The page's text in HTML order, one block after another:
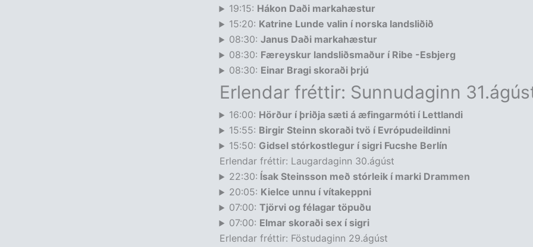
19:15: Hákon Daði markahæstur
15:20: Katrine Lunde valin í norska landsliðið
08:30:Janus Daði markahæstur
08:30: Færeyskur landsliðsmaður í Ribe -Esbjerg
08:30: Einar Bragi skoraði þrjú
Erlendar fréttir: Sunnudaginn
16:00: Hörður í þriðja sæti á æfingarmóti í Lettlandi
15:55: Birgir Steinn skoraði tvö í Evrópudeildinni
15:50: Gidsel stórkostlegur í sigri Fucshe Berlín
Erlendar fréttir: Laugardaginn 30.ágúst
22:30: Ísak Steinsson með stórleik í marki Drammen
20:05: Kielce unnu í vítakeppni
07:00:Tjörvi og félagar töpuðu
07:00: Elmar skoraði sex í sigri
Erlendar fréttir: Föstudaginn 29.ágúst